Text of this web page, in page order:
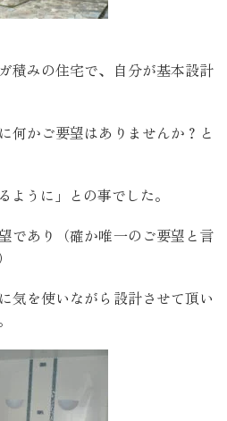
積みの住宅で、自分が基本設計
何かご要望はありませんか？と
ように」との事でした。
であり（確か唯一のご要望と言
気を使いながら設計させて頂い